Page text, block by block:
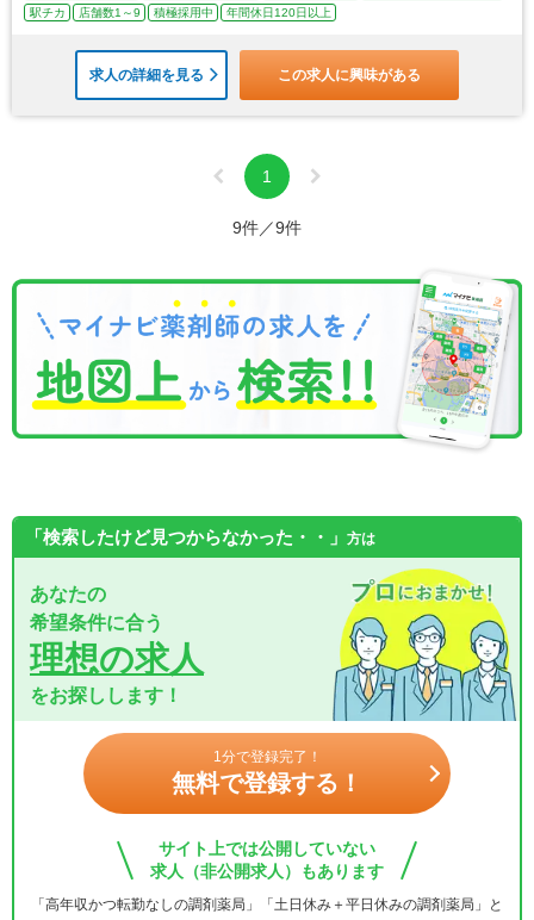
駅チカ
店舗数1～9 積極採用中 年間休日120日以上
求人の詳細を見る この求人に興味がある
1
9件／9件
「検索したけど見つからなかった・・」 方は
あなたの
希望条件に合う
理想の求人
をお探しします！
1分で登録完了！
無料で登録する！
サイト上では公開していない
求人（非公開求人）もあります
「高年収かつ転勤なしの調剤薬局」「土日休み＋平日休みの調剤薬局」と